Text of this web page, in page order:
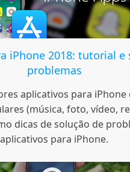
iPhone 2018: tutorial e
problemas
aplicativos para iPhone
(música, foto, vídeo,
dicas de solução de
aplicativos para iPhone.